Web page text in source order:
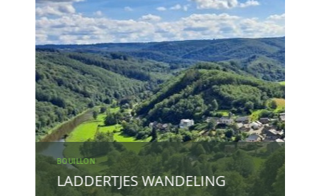
BOUILLON
LADDERTJES WANDELING